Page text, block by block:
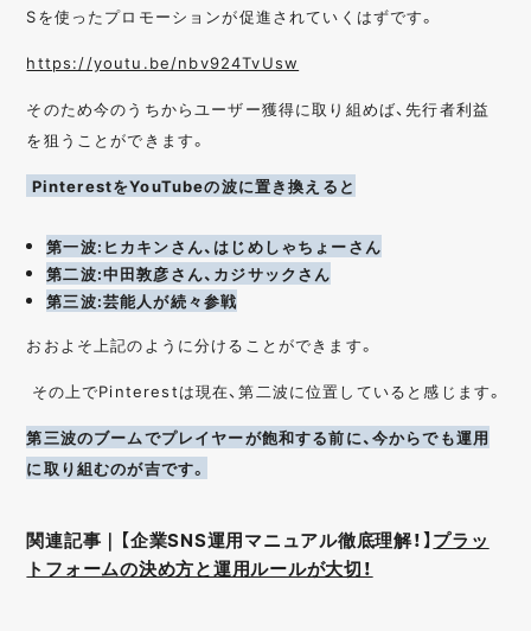
Sを使ったプロモーションが促進されていくはずです。
https://youtu.be/nbv924TvUsw
そのため今のうちからユーザー獲得に取り組めば、先行者利益
を狙うことができます。
PinterestをYouTubeの波に置き換えると
第一波:ヒカキンさん、はじめしゃちょーさん
第二波:中田敦彦さん、カジサックさん
第三波:芸能人が続々参戦
おおよそ上記のように分けることができます。
その上でPinterestは現在、第二波に位置していると感じます。
第三波のブームでプレイヤーが飽和する前に、今からでも運用
に取り組むのが吉です。
関連記事｜【企業SNS運用マニュアル徹底理解！】プラッ
トフォームの決め方と運用ルールが大切！